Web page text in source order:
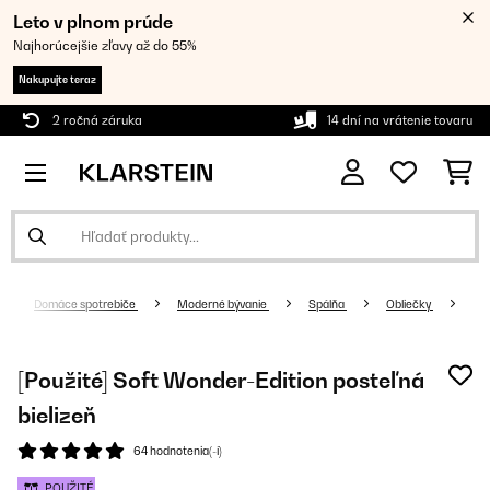
Leto v plnom prúde
Najhorúcejšie zľavy až do 55%
Nakupujte teraz
2 ročná záruka 14 dní na vrátenie tovaru
Domáce spotrebiče Moderné bývanie Spálňa Obliečky
[Použité] Soft Wonder-Edition posteľná
bielizeň
64 hodnotenia(-í)